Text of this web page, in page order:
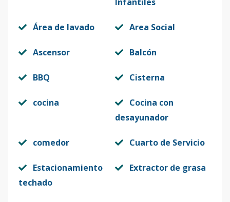
Área de lavado Area Social
Ascensor Balcón
BBQ Cisterna
cocina
Cocina con
desayunador
comedor Cuarto de Servicio
Estacionamiento
techado
Extractor de grasa